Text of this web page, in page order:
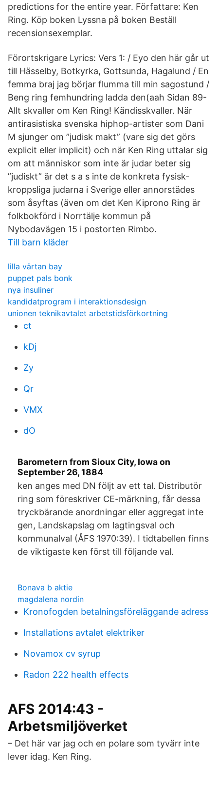
predictions for the entire year. Författare: Ken
Ring. Köp boken Lyssna på boken Beställ
recensionsexemplar.
Förortskrigare Lyrics: Vers 1: / Eyo den här går ut
till Hässelby, Botkyrka, Gottsunda, Hagalund / En
femma braj jag börjar flumma till min sagostund /
Beng ring femhundring ladda den(aah Sidan 89-
Allt skvaller om Ken Ring! Kändisskvaller. När
antirasistiska svenska hiphop-artister som Dani
M sjunger om ”judisk makt” (vare sig det görs
explicit eller implicit) och när Ken Ring uttalar sig
om att människor som inte är judar beter sig
”judiskt” är det s a s inte de konkreta fysisk-
kroppsliga judarna i Sverige eller annorstädes
som åsyftas (även om det Ken Kiprono Ring är
folkbokförd i Norrtälje kommun på
Nybodavägen 15 i postorten Rimbo.
Till barn kläder
lilla värtan bay
puppet pals bonk
nya insuliner
kandidatprogram i interaktionsdesign
unionen teknikavtalet arbetstidsförkortning
ct
kDj
Zy
Qr
VMX
dO
Barometern from Sioux City, Iowa on
September 26, 1884
ken anges med DN följt av ett tal. Distributör
ring som föreskriver CE-märkning, får dessa
tryckbärande anordningar eller aggregat inte
gen, Landskapslag om lagtingsval och
kommunalval (ÅFS 1970:39). I tidtabellen finns
de viktigaste ken först till följande val.
Bonava b aktie
magdalena nordin
Kronofogden betalningsföreläggande adress
Installations avtalet elektriker
Novamox cv syrup
Radon 222 health effects
AFS 2014:43 -
Arbetsmiljöverket
– Det här var jag och en polare som tyvärr inte
lever idag. Ken Ring.